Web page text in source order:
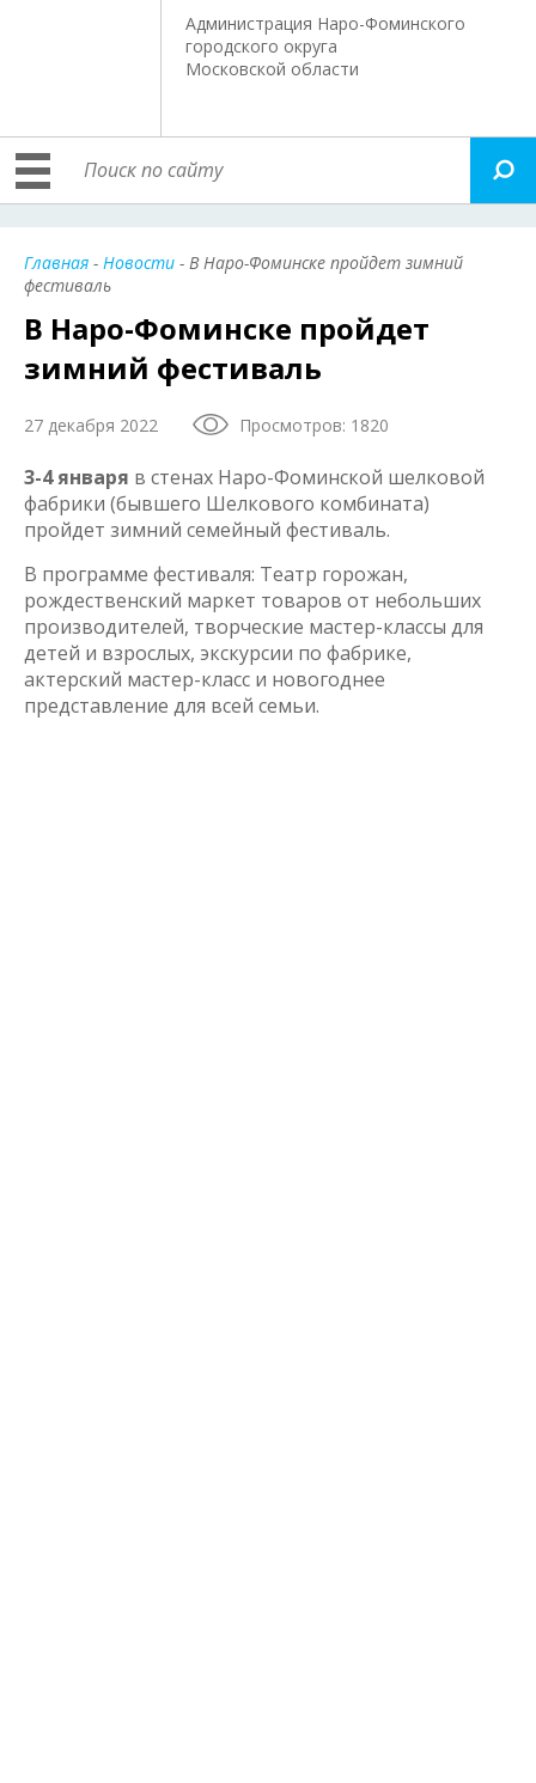
Администрация Наро-Фоминского
городского округа
Московской области
Главная - Новости - В Наро-Фоминске пройдет зимний
фестиваль
В Наро-Фоминске пройдет
зимний фестиваль
27 декабря 2022 Просмотров: 1820
3-4 января в стенах Наро-Фоминской шелковой
фабрики (бывшего Шелкового комбината)
пройдет зимний семейный фестиваль.
В программе фестиваля: Театр горожан,
рождественский маркет товаров от небольших
производителей, творческие мастер-классы для
детей и взрослых, экскурсии по фабрике,
актерский мастер-класс и новогоднее
представление для всей семьи.